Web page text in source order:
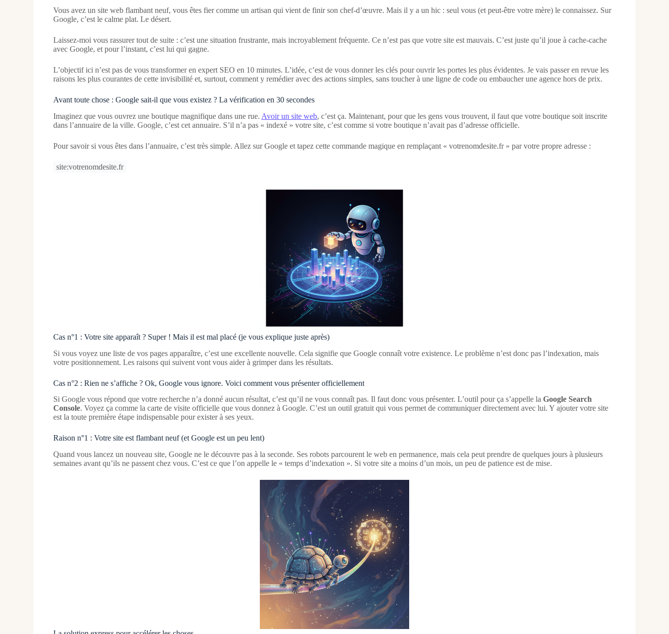
Vous avez un site web flambant neuf, vous êtes fier comme un artisan qui vient de finir son chef-d’œuvre. Mais il y a un hic : seul vous (et peut-être votre mère) le connaissez. Sur
Google, c’est le calme plat. Le désert.
Laissez-moi vous rassurer tout de suite : c’est une situation frustrante, mais incroyablement fréquente. Ce n’est pas que votre site est mauvais. C’est juste qu’il joue à cache-cache
avec Google, et pour l’instant, c’est lui qui gagne.
L’objectif ici n’est pas de vous transformer en expert SEO en 10 minutes. L’idée, c’est de vous donner les clés pour ouvrir les portes les plus évidentes. Je vais passer en revue les
raisons les plus courantes de cette invisibilité et, surtout, comment y remédier avec des actions simples, sans toucher à une ligne de code ou embaucher une agence hors de prix.
Avant toute chose : Google sait-il que vous existez ? La vérification en 30 secondes
Imaginez que vous ouvrez une boutique magnifique dans une rue. Avoir un site web, c’est ça. Maintenant, pour que les gens vous trouvent, il faut que votre boutique soit inscrite
dans l’annuaire de la ville. Google, c’est cet annuaire. S’il n’a pas « indexé » votre site, c’est comme si votre boutique n’avait pas d’adresse officielle.
Pour savoir si vous êtes dans l’annuaire, c’est très simple. Allez sur Google et tapez cette commande magique en remplaçant « votrenomdesite.fr » par votre propre adresse :
site:votrenomdesite.fr
Cas n°1 : Votre site apparaît ? Super ! Mais il est mal placé (je vous explique juste après)
Si vous voyez une liste de vos pages apparaître, c’est une excellente nouvelle. Cela signifie que Google connaît votre existence. Le problème n’est donc pas l’indexation, mais
votre positionnement. Les raisons qui suivent vont vous aider à grimper dans les résultats.
Cas n°2 : Rien ne s’affiche ? Ok, Google vous ignore. Voici comment vous présenter officiellement
Si Google vous répond que votre recherche n’a donné aucun résultat, c’est qu’il ne vous connaît pas. Il faut donc vous présenter. L’outil pour ça s’appelle laGoogle Search
Console. Voyez ça comme la carte de visite officielle que vous donnez à Google. C’est un outil gratuit qui vous permet de communiquer directement avec lui. Y ajouter votre site
est la toute première étape indispensable pour exister à ses yeux.
Raison n°1 : Votre site est flambant neuf (et Google est un peu lent)
Quand vous lancez un nouveau site, Google ne le découvre pas à la seconde. Ses robots parcourent le web en permanence, mais cela peut prendre de quelques jours à plusieurs
semaines avant qu’ils ne passent chez vous. C’est ce que l’on appelle le « temps d’indexation ». Si votre site a moins d’un mois, un peu de patience est de mise.